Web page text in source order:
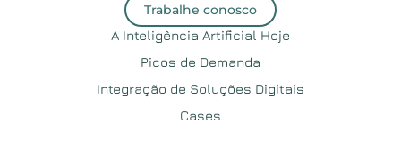
A Inteligência Artificial Hoje
Picos de Demanda
Integração de Soluções Digitais
Cases
Trabalhe conosco